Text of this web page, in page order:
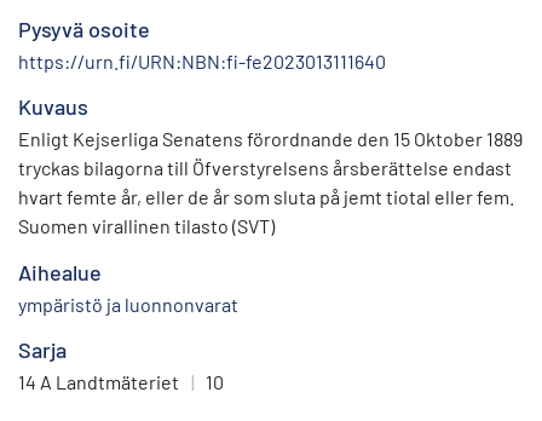
Pysyvä osoite
https://urn.fi/URN:NBN:fi-fe2023013111640
Kuvaus
Enligt Kejserliga Senatens förordnande den 15 Oktober 1889
tryckas bilagorna till Öfverstyrelsens årsberättelse endast
hvart femte år, eller de år som sluta på jemt tiotal eller fem.
Suomen virallinen tilasto (SVT)
Aihealue
ympäristö ja luonnonvarat
Sarja
14 A Landtmäteriet | 10